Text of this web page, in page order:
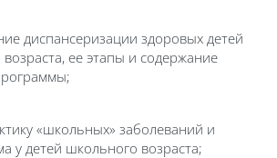
диспансеризации здоровых детей
ее этапы и содержание
программы;
«школьных» заболеваний и
у детей школьного возраста;